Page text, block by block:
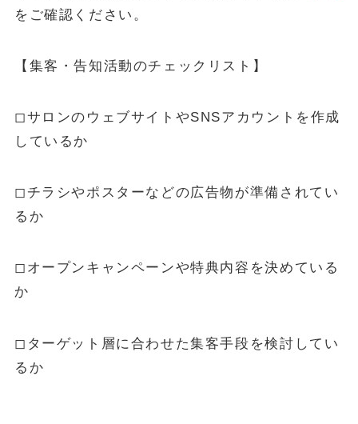
をご確認ください。
【集客・告知活動のチェックリスト】
◻︎サロンのウェブサイトやSNSアカウントを作成
しているか
◻︎チラシやポスターなどの広告物が準備されてい
るか
◻︎オープンキャンペーンや特典内容を決めている
か
◻︎ターゲット層に合わせた集客手段を検討してい
るか